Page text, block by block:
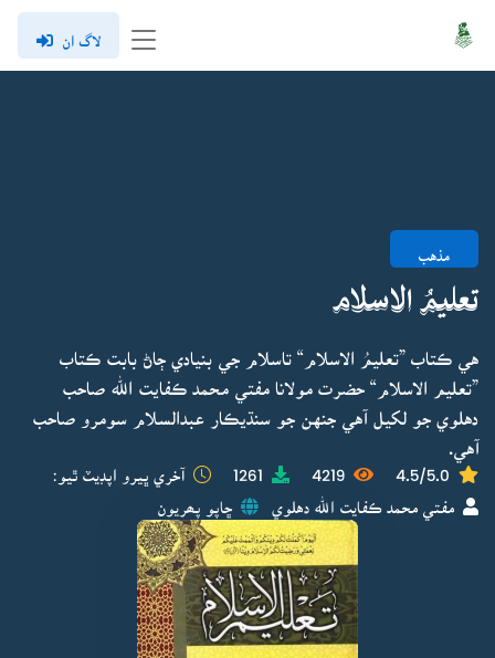
لاگ ان
مذهب
تعليمُ الاسلام
هي ڪتاب ”تعليمُ الاسلام“ تاسلام جي بنيادي ڄاڻ بابت ڪتاب
”تعليم الاسلام“ حضرت مولانا مفتي محمد ڪفايت الله صاحب
دهلوي جو لکيل آهي جنهن جو سنڌيڪار عبدالسلام سومرو صاحب
آهي.
4.5/5.0
4219
1261 آخري ڀيرو اپڊيٽ ٿيو:
مفتي محمد ڪفايت الله دهلوي ڇاپو پھريون